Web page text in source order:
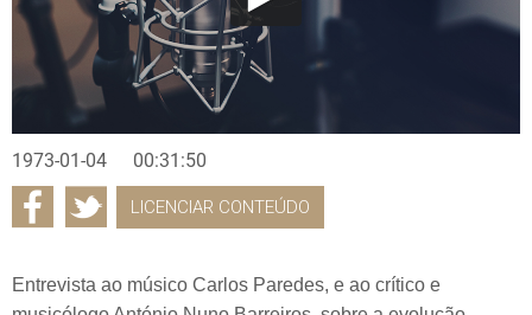
1973-01-04 00:31:50
LICENCIAR CONTEÚDO
Entrevista ao músico Carlos Paredes, e ao crítico e